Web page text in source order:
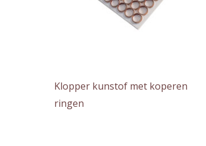
Klopper kunstof met koperen
ringen